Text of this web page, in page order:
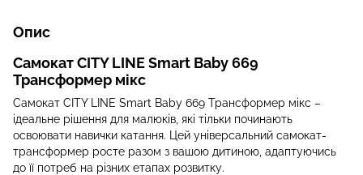
Опис
Самокат CITY LINE Smart Baby 669
Трансформер мікс
Самокат CITY LINE Smart Baby 669 Трансформер мікс –
ідеальне рішення для малюків, які тільки починають
освоювати навички катання. Цей універсальний самокат-
трансформер росте разом з вашою дитиною, адаптуючись
до її потреб на різних етапах розвитку.